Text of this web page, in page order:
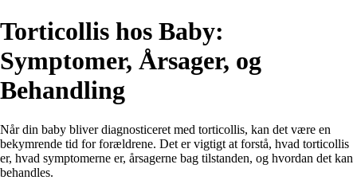
Torticollis hos Baby:
Symptomer, Årsager, og
Behandling
Når din baby bliver diagnosticeret med torticollis, kan det være en
bekymrende tid for forældrene. Det er vigtigt at forstå, hvad torticollis
er, hvad symptomerne er, årsagerne bag tilstanden, og hvordan det kan
behandles.